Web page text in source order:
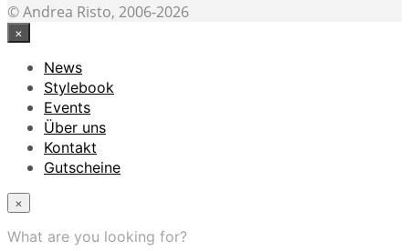
© Andrea Risto, 2006-2026
×
News
Stylebook
Events
Über uns
Kontakt
Gutscheine
×
What are you looking for?